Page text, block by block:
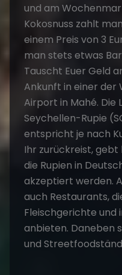
und am
Kokosnuss zahlt
einem Preis von 3
man stets etwas
Tauscht Euer Geld
Ankunft in einer der
Airport in Mahé. Die
Seychellen-Rupie
entspricht je nach
Ihr zurückreist, gebt
die Rupien in
akzeptiert werden.
auch Restaurants,
Fleischgerichte und
anbieten. Daneben
und